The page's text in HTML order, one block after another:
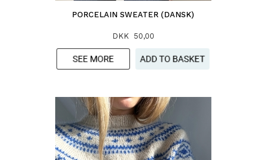
PORCELAIN SWEATER (DANSK)
DKK 50,00